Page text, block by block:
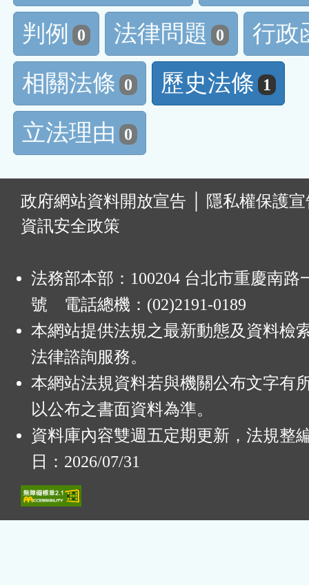
判例
0 法律問題 0
行政
相關法條 0 歷史法條 1
立法理由 0
政府網站資料開放宣告
隱私權保護
資訊安全政策
法務部本部：100204 台北市重慶南路
號 電話總機：(02)2191-0189
本網站提供法規之最新動態及資料檢
法律諮詢服務。
本網站法規資料若與機關公布文字有
以公布之書面資料為準。
資料庫內容雙週五定期更新，法規整
日：2026/07/31